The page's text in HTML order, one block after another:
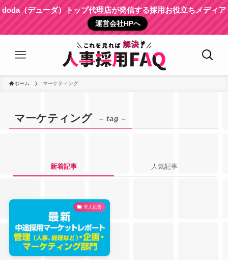
doda（デューダ）トップ代理店が発信する採用お役立ちメディア
運営会社HPへ
ホーム マーケティング
マーケティング – tag –
新着記事 人気記事
求人広告